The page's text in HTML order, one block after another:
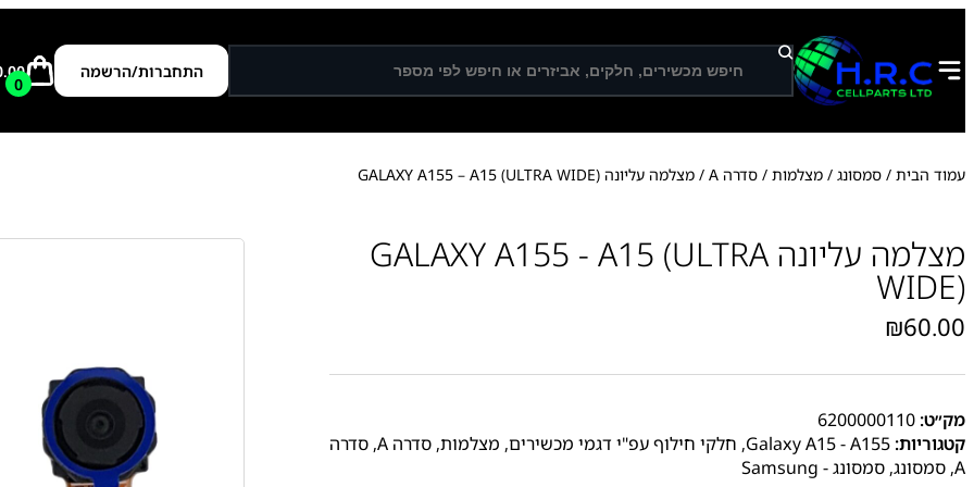
ח
י
פ
התחברות/הרשמה
0
עמוד הבית / סמסונג / מצלמות / סדרה A / מצלמה עליונה GALAXY A155 – A15 (ULTRA WIDE)
מצלמה עליונה GALAXY A155 - A15 (ULTRA
WIDE)
₪60.00
מק״ט: 6200000110
קטגוריות: Galaxy A15 - A155
, חלקי חילוף עפ"י דגמי מכשירים, מצלמות, סדרה A , סדרה
A
, סמסונג, סמסונג - Samsung